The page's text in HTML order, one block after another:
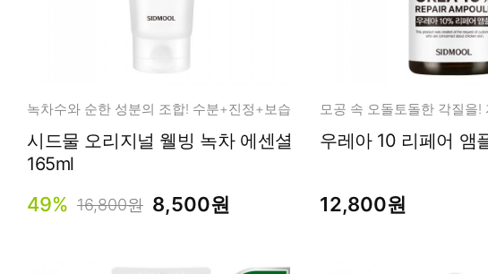
소품
녹차수와 순한 성분의 조합! 수분+진정+보습
시드물 오리지널 웰빙 녹차 에센셜
165ml
49% 16,800원 8,500원 12,800원